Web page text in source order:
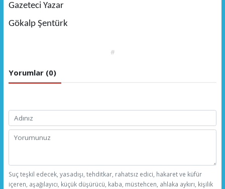
Gazeteci Yazar
Gökalp Şentürk
#
Yorumlar (0)
Suç teşkil edecek, yasadışı, tehditkar, rahatsız edici, hakaret ve küfür
içeren, aşağılayıcı, küçük düşürücü, kaba, müstehcen, ahlaka aykırı, kişilik